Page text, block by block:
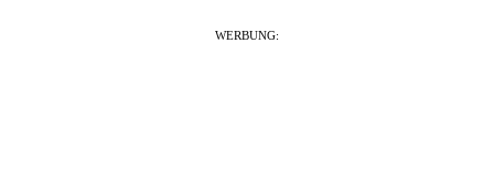
WERBUNG: